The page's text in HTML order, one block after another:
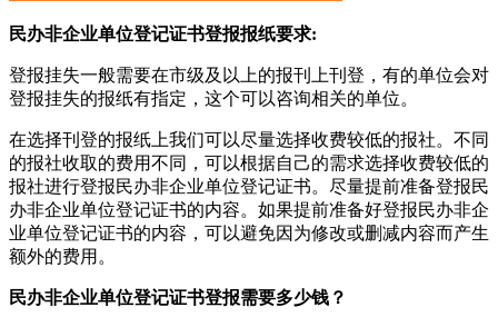
民办非企业单位登记证书登报报纸要求:
登报挂失一般需要在市级及以上的报刊上刊登，有的单位会对
登报挂失的报纸有指定，这个可以咨询相关的单位。
在选择刊登的报纸上我们可以尽量选择收费较低的报社。不同
的报社收取的费用不同，可以根据自己的需求选择收费较低的
报社进行登报民办非企业单位登记证书。尽量提前准备登报民
办非企业单位登记证书的内容。如果提前准备好登报民办非企
业单位登记证书的内容，可以避免因为修改或删减内容而产生
额外的费用。
民办非企业单位登记证书登报需要多少钱？